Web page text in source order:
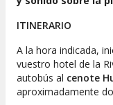
ITINERARIO
A la hora indicada,
vuestro hotel de la
autobús al cenote
aproximadamente